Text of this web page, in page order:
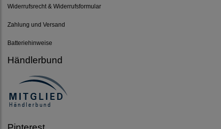
Widerrufsrecht & Widerrufsformular
Zahlung und Versand
Batteriehinweise
Händlerbund